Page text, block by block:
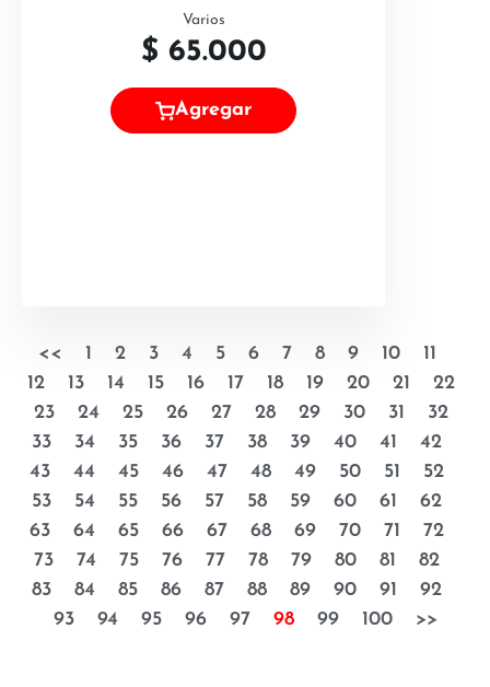
Varios
$ 65.000
Agregar
<< 1 2 3 4 5 6 7 8 9 10
11
12
13 14 15 16 17 18 19 20 21
22
23
24 25 26 27 28 29 30 31
32
33
34 35 36 37 38 39 40 41
42
43
44 45 46 47 48 49 50 51
52
53
54 55 56 57 58 59 60 61
62
63
64 65 66 67 68 69 70 71
72
73
74 75 76 77 78 79 80 81
82
83
84 85 86 87 88 89 90 91
92
93
94 95 96 97 98 99 100 >>